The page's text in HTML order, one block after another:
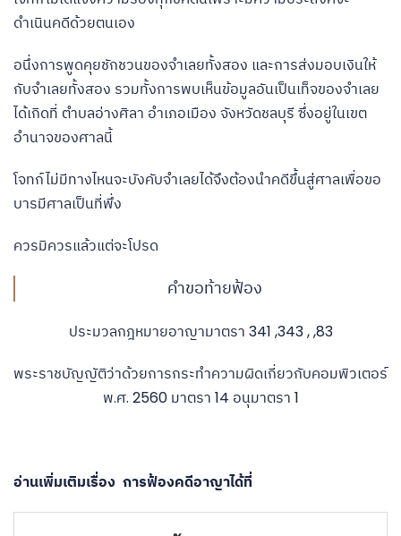
ดำเนินคดีด้วยตนเอง
อนึ่งการพูดคุยชักชวนของจำเลยทั้งสอง และการส่งมอบเงินให้
กับจำเลยทั้งสอง รวมทั้งการพบเห็นข้อมูลอันเป็นเท็จของจำเลย
ได้เกิดที่ ตำบลอ่างศิลา อำเภอเมือง จังหวัดชลบุรี ซึ่งอยู่ในเขต
อำนาจของศาลนี้
โจทก์ไม่มีทางไหนจะบังคับจำเลยได้จึงต้องนำคดีขึ้นสู่ศาลเพื่อขอ
บารมีศาลเป็นที่พึ่ง
ควรมิควรแล้วแต่จะโปรด
คำขอท้ายฟ้อง
ประมวลกฎหมายอาญามาตรา 341 ,343 , ,83
พระราชบัญญัติว่าด้วยการกระทำความผิดเกี่ยวกับคอมพิวเตอร์
พ.ศ. 2560 มาตรา 14 อนุมาตรา 1
อ่านเพิ่มเติมเรื่อง การฟ้องคดีอาญาได้ที่